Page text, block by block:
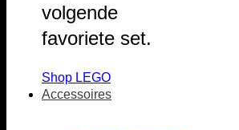
volgende
favoriete set.
Shop LEGO
Accessoires